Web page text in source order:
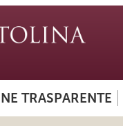
TRASPARENTE